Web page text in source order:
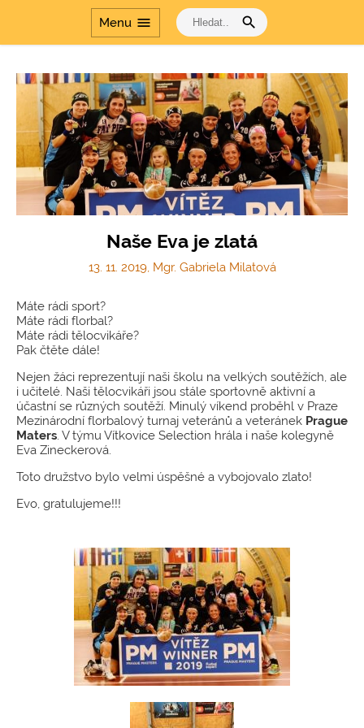
Menu menu search
Naše Eva je zlatá
13. 11. 2019, Mgr. Gabriela Milatová
Máte rádi sport?
Máte rádi florbal?
Máte rádi tělocvikáře?
Pak čtěte dále!
Nejen žáci reprezentují naši školu na velkých soutěžích, ale
i učitelé. Naši tělocvikáři jsou stále sportovně aktivní a
účastní se různých soutěží. Minulý víkend proběhl v Praze
Mezinárodní florbalový turnaj veteránů a veteránek Prague
Maters. V týmu Vítkovice Selection hrála i naše kolegyně
Eva Zineckerová.
Toto družstvo bylo velmi úspěšné a vybojovalo zlato!
Evo, gratulujeme!!!